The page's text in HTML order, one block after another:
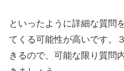
といったように詳細な質問
てくる可能性が高いです。
きるので、可能な限り質問